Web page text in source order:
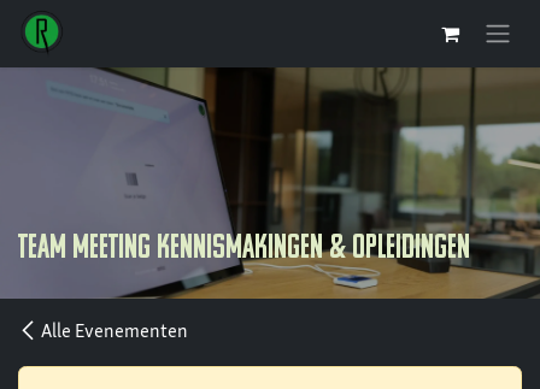
Overslaan naar inhoud
Team Meeting Kennismakingen & Opleidingen
Alle Evenementen